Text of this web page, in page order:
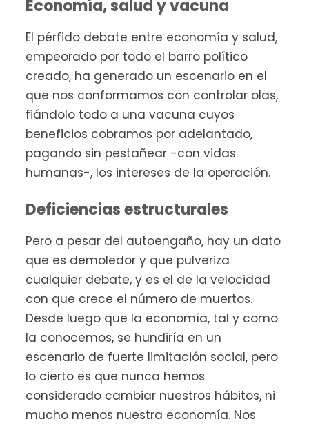
Economía, salud y vacuna
El pérfido debate entre economía y salud,
empeorado por todo el barro político
creado, ha generado un escenario en el
que nos conformamos con controlar olas,
fiándolo todo a una vacuna cuyos
beneficios cobramos por adelantado,
pagando sin pestañear -con vidas
humanas-, los intereses de la operación.
Deficiencias estructurales
Pero a pesar del autoengaño, hay un dato
que es demoledor y que pulveriza
cualquier debate, y es el de la velocidad
con que crece el número de muertos.
Desde luego que la economía, tal y como
la conocemos, se hundiría en un
escenario de fuerte limitación social, pero
lo cierto es que nunca hemos
considerado cambiar nuestros hábitos, ni
mucho menos nuestra economía. Nos